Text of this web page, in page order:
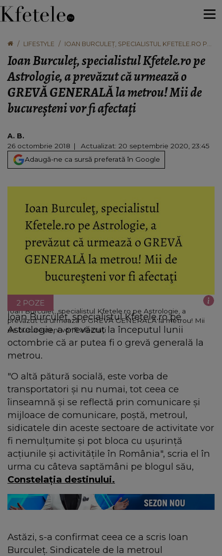
LIFESTYLE
IOAN BURCULEŢ, SPECIALISTUL KFETELE.RO PE
GREVĂ GENERALĂ LA METROU! MII DE
BUCUREŞTENI VOR FI AFECTAŢI
Ioan Burculeţ, specialistul Kfetele.ro pe
Astrologie, a prevăzut că urmează o
GREVĂ GENERALĂ la metrou! Mii de
bucureşteni vor fi afectaţi
A. B.
26 octombrie 2018
Actualizat: 20 septembrie 2020, 23:45
Adaugă-ne ca sursă preferată în Google
Ioan Burculeţ, specialistul Kfetele.ro pe Astrologie, a
prevăzut că urmează o GREVĂ GENERALĂ la metrou! Mii
de bucureşteni vor fi afectaţi
2 POZE
Ioan Burculeţ, specialistul Kfetele.ro pe
Astrologie, a prevăzut la începutul lunii
octombrie că ar putea fi o grevă generală la
metrou.
"O altă pătură socială, este vorba de
transportatori şi nu numai, tot ceea ce
îinseamnă şi se reflectă prin comunicare şi
mijloace de comunicare, poştă, metroul,
sidicatele din aceste sectoare de activitate vor
fi nemulţumite şi pot bloca cu uşurinţă
acţiunile şi activităţile în România", scria el în
urma cu câteva saptămâni pe blogul său,
Constelaţia destinului.
Astăzi, s-a confirmat ceea ce a scris Ioan
Burculeţ. Sindicatele de la metroul